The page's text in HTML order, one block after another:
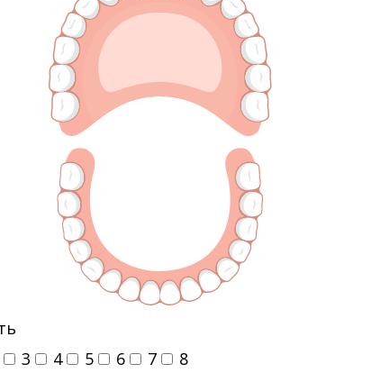
3 4 5 6 7
8